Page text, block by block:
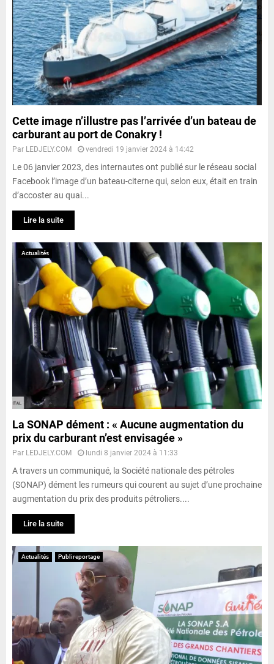
Cette image n’illustre pas l’arrivée d’un bateau de
carburant au port de Conakry !
Par LEDJELY.COM vendredi 19 janvier 2024 à 14:42
Le 06 janvier 2023, des internautes ont publié sur le réseau social
Facebook l’image d’un bateau-citerne qui, selon eux, était en train
d’accoster au quai...
Lire la suite
Actualités
La SONAP dément : « Aucune augmentation du
prix du carburant n’est envisagée »
Par LEDJELY.COM lundi 8 janvier 2024 à 11:33
A travers un communiqué, la Société nationale des pétroles
(SONAP) dément les rumeurs qui courent au sujet d’une prochaine
augmentation du prix des produits pétroliers....
Lire la suite
Actualités Publireportage